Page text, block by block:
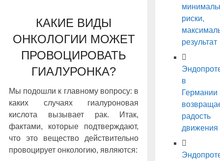
КАКИЕ ВИДЫ
ОНКОЛОГИИ МОЖЕТ
ПРОВОЦИРОВАТЬ
ГИАЛУРОНКА?
Мы подошли к главному вопросу: в
каких случаях гиалуроновая
кислота вызывает рак. Итак,
фактами, которые подтверждают,
что это вещество действительно
провоцирует онкологию, являются:
риски,
результат
в
Германии
радость
движения